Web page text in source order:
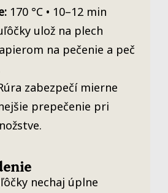
170 °C • 10–12 min
ulož na plech
na pečenie a peč
zabezpečí mierne
prepečenie pri
nechaj úplne